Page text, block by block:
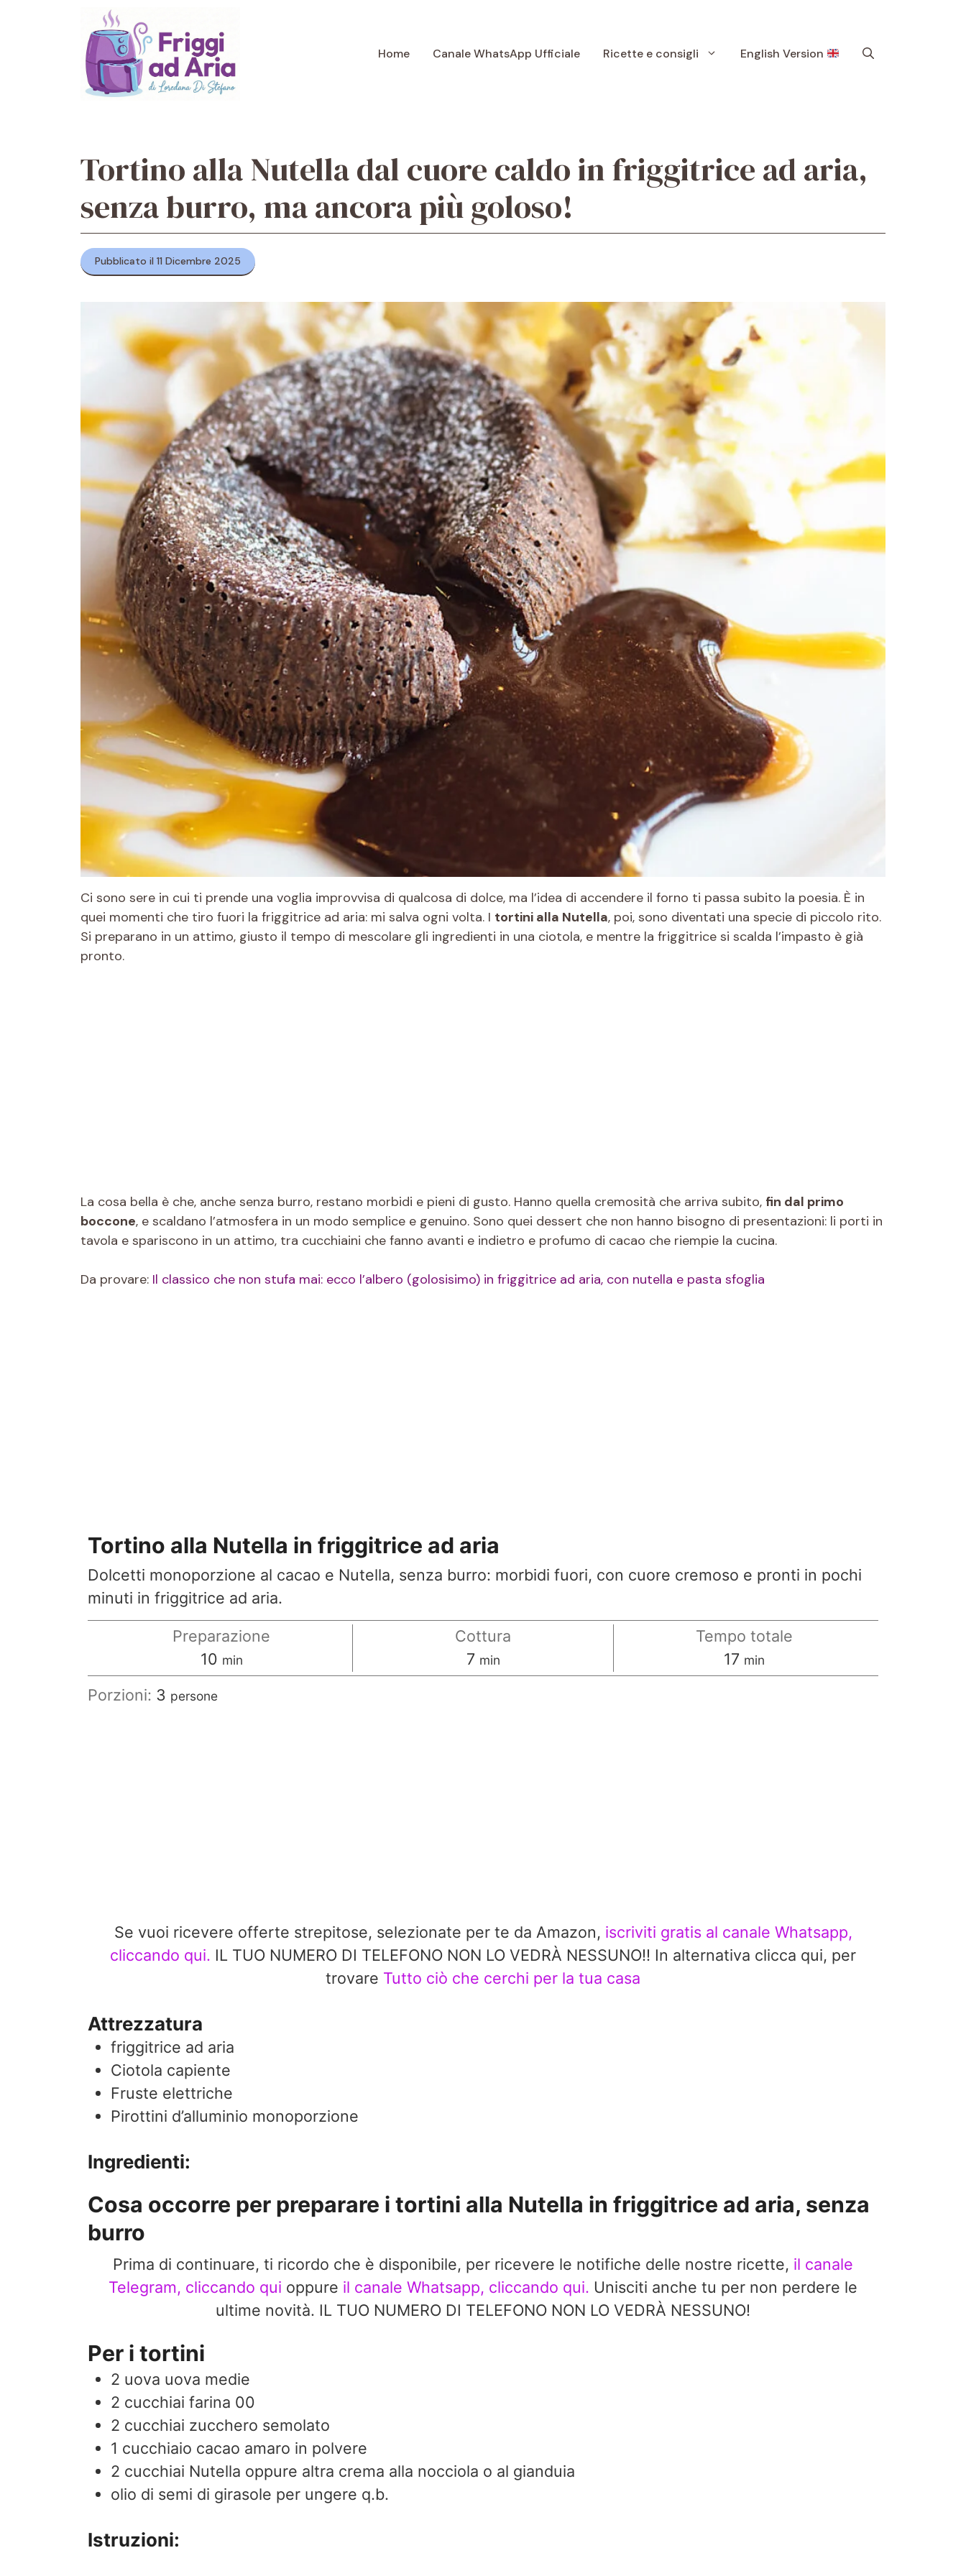
Home Canale WhatsApp Ufficiale Ricette e consigli English Version
Tortino alla Nutella dal cuore caldo in friggitrice ad aria,
senza burro, ma ancora più goloso!
Pubblicato il 11 Dicembre 2025
Ci sono sere in cui ti prende una voglia improvvisa di qualcosa di dolce, ma l’idea di accendere il forno ti passa subito la poesia. È in
quei momenti che tiro fuori la friggitrice ad aria: mi salva ogni volta. I tortini alla Nutella, poi, sono diventati una specie di piccolo rito.
Si preparano in un attimo, giusto il tempo di mescolare gli ingredienti in una ciotola, e mentre la friggitrice si scalda l’impasto è già
pronto.
La cosa bella è che, anche senza burro, restano morbidi e pieni di gusto. Hanno quella cremosità che arriva subito, fin dal primo
boccone, e scaldano l’atmosfera in un modo semplice e genuino. Sono quei dessert che non hanno bisogno di presentazioni: li porti in
tavola e spariscono in un attimo, tra cucchiaini che fanno avanti e indietro e profumo di cacao che riempie la cucina.
Da provare: Il classico che non stufa mai: ecco l’albero (golosisimo) in friggitrice ad aria, con nutella e pasta sfoglia
Tortino alla Nutella in friggitrice ad aria
Dolcetti monoporzione al cacao e Nutella, senza burro: morbidi fuori, con cuore cremoso e pronti in pochi
minuti in friggitrice ad aria.
Preparazione
10minuti
min
Cottura
7minuti
min
Tempo totale
17 minuti
min
Porzioni: 3 persone
Se vuoi ricevere offerte strepitose, selezionate per te da Amazon, iscriviti gratis al canale Whatsapp,
cliccando qui. IL TUO NUMERO DI TELEFONO NON LO VEDRÀ NESSUNO!! In alternativa clicca qui, per
trovare Tutto ciò che cerchi per la tua casa
Attrezzatura
friggitrice ad aria
Ciotola capiente
Fruste elettriche
Pirottini d’alluminio monoporzione
Ingredienti:
Cosa occorre per preparare i tortini alla Nutella in friggitrice ad aria, senza
burro
Prima di continuare, ti ricordo che è disponibile, per ricevere le notifiche delle nostre ricette, il canale
Telegram, cliccando qui oppure il canale Whatsapp, cliccando qui. Unisciti anche tu per non perdere le
ultime novità. IL TUO NUMERO DI TELEFONO NON LO VEDRÀ NESSUNO!
Per i tortini
2 uova uova medie
2 cucchiai farina 00
2 cucchiai zucchero semolato
1 cucchiaio cacao amaro in polvere
2 cucchiai Nutella oppure altra crema alla nocciola o al gianduia
olio di semi di girasole per ungere q.b.
Istruzioni: